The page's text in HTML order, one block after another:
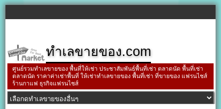
ทำเลขายของ.com
ศูนย์รวมทำเลขายของ พื้นที่ให้เช่า ประชาสัมพันธ์พื้นที่เช่า ตลาดนัด พื้นที่เช่า
ตลาดนัด ราคาค่าเช่าพื้นที่ ให้เช่าทำเลขายของ พื้นที่เช่า ที่ขายของ แฟรนไชส์
ร้านกาแฟ ธุรกิจแฟรนไชส์